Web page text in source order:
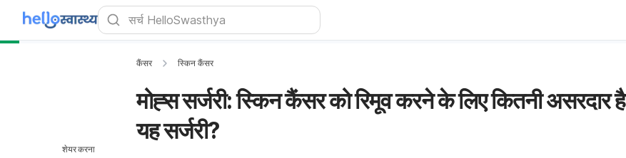
शेयर करना
कैंसर स्किन कैंसर
मोह्स सर्जरी: स्किन कैंसर को रिमूव करने के लिए कितनी असरदार है
यह सर्जरी?